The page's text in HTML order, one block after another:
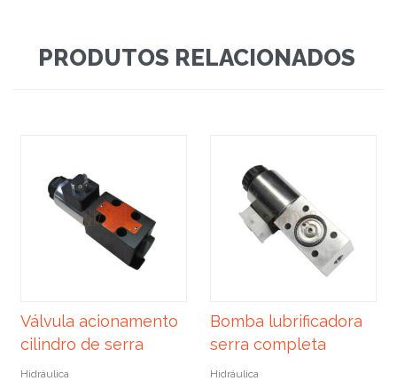
PRODUTOS RELACIONADOS
Válvula acionamento
cilindro de serra
Hidráulica
Bomba lubrificadora
serra completa
Hidráulica